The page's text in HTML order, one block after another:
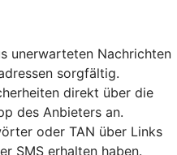
unerwarteten Nachrichten
sorgfältig.
direkt über die
des Anbieters an.
oder TAN über Links
SMS erhalten haben.